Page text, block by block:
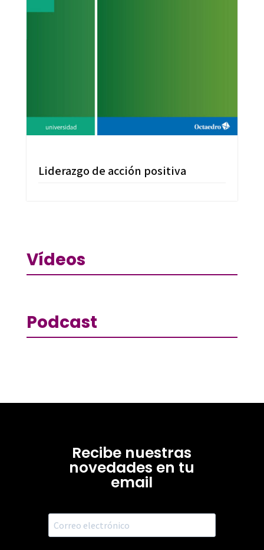
Liderazgo de acción positiva
Vídeos
Podcast
Recibe nuestras
novedades en tu
email